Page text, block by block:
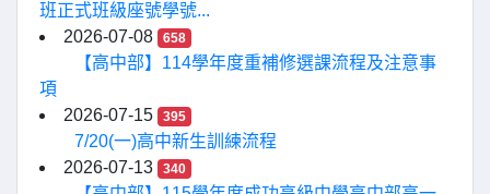
班正式班級座號學號...
2026-07-08
658
【高中部】114學年度重補修選課流程及注意事
項
2026-07-15
395
7/20(一)高中新生訓練流程
2026-07-13
340